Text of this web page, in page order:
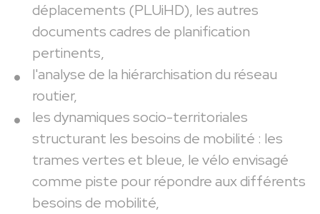
déplacements (PLUiHD), les autres
documents cadres de planification
pertinents,
l'analyse de la hiérarchisation du réseau
routier,
les dynamiques socio-territoriales
structurant les besoins de mobilité : les
trames vertes et bleue, le vélo envisagé
comme piste pour répondre aux différents
besoins de mobilité,